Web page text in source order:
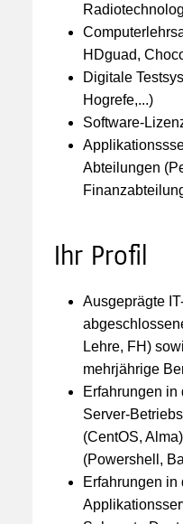
HDguad,
Digitale
Hogrefe,...)
Software-
Abteilungen
Ihr Profil
Ausgeprägte
Lehre, FH)
mehrjährige
Erfahrungen in
Server-
(CentOS,
(Powershell,
Erfahrungen in